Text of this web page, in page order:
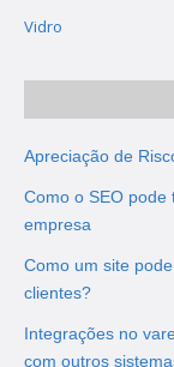
Vidro
Apreciação de
Como o SEO
empresa
Como um site
clientes?
Integrações no
com outros